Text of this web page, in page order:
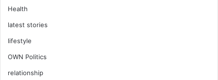
Health
latest stories
lifestyle
OWN Politics
relationship